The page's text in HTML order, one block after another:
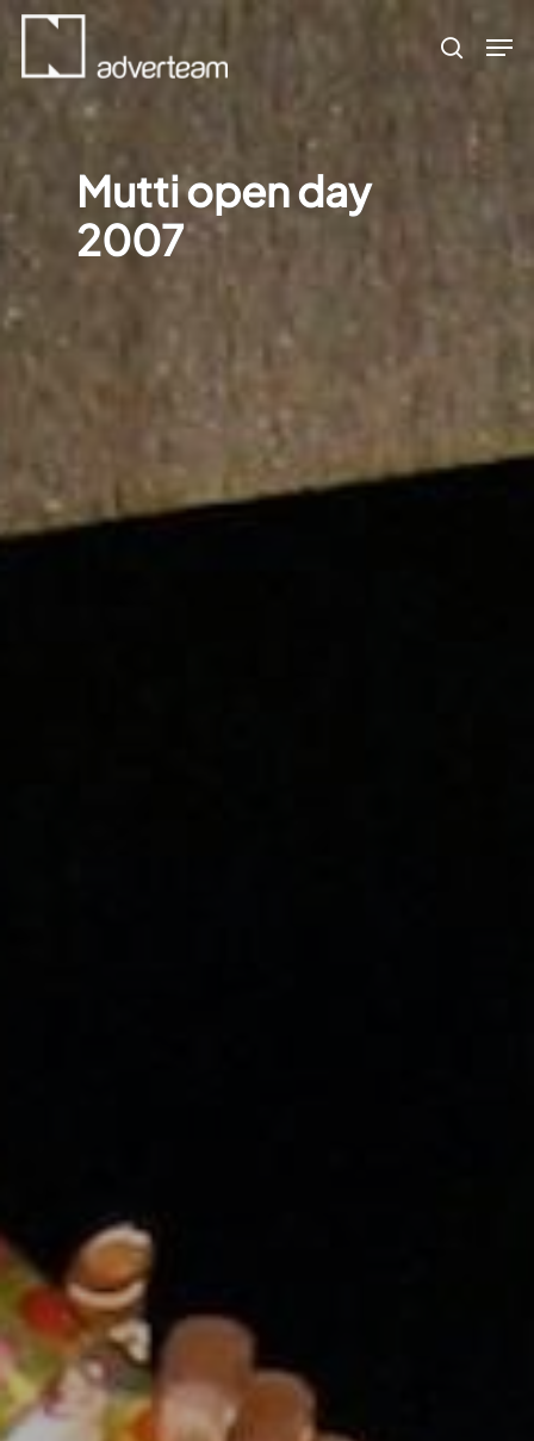
Skip
main
search
Mutti open day
2007